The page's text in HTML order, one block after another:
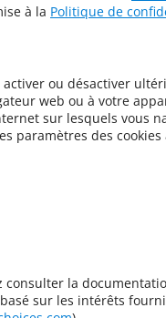
à la Politique de
ou désactiver
web ou à votre
sur lesquels vous
paramètres des
consulter la
sur les intérêts